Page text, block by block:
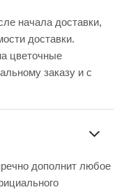
начала доставки,
доставки.
цветочные
заказу и с
дополнит любое